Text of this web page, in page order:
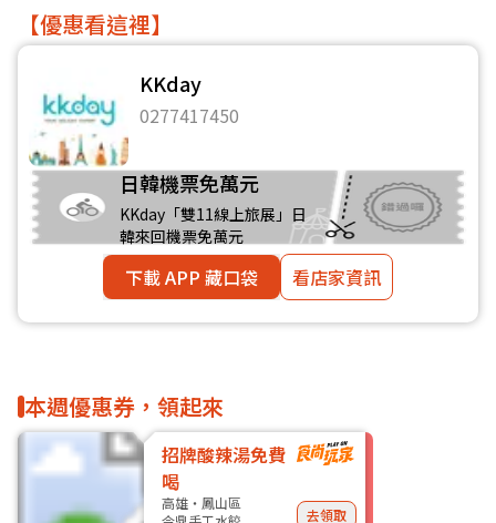
【優惠看這裡】
KKday
0277417450
日韓機票免萬元
KKday「雙11線上旅展」日
韓來回機票免萬元
下載 APP 藏口袋 看店家資訊
本週優惠券，領起來
招牌酸辣湯免費
喝
高雄・鳳山區
去領取